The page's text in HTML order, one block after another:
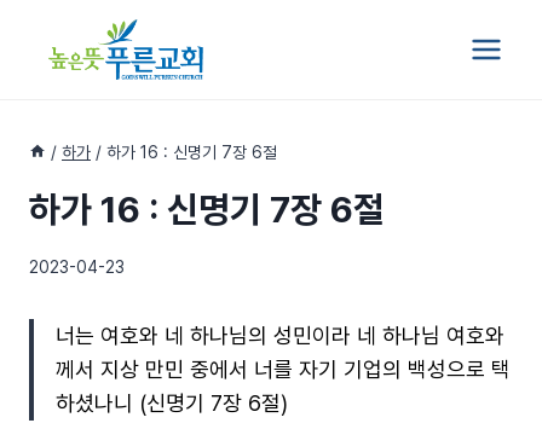
/ 하가 / 하가 16 : 신명기 7장 6절
하가 16 : 신명기 7장 6절
2023-04-23
너는 여호와 네 하나님의 성민이라 네 하나님 여호와
께서 지상 만민 중에서 너를 자기 기업의 백성으로 택
하셨나니 (신명기 7장 6절)